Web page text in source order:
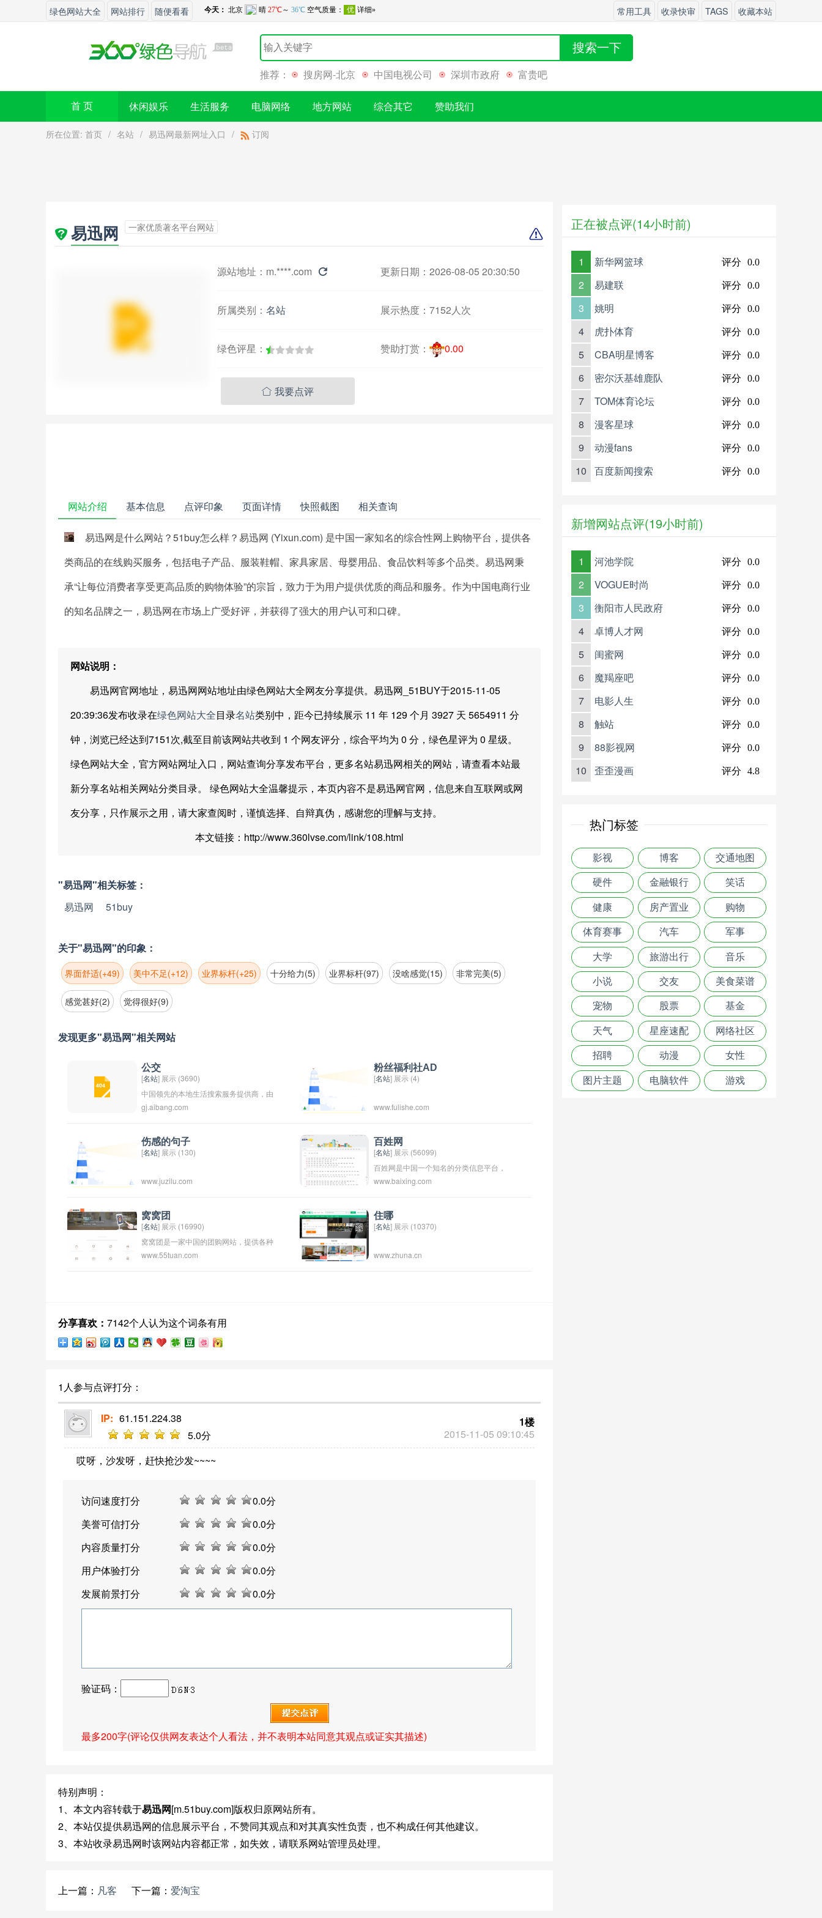
绿色网站大全 网站排行 随便看看 常用工具 收录快审 TAGS 收藏本站
搜索一下
推荐： 搜房网-北京 中国电视公司 深圳市政府 富贵吧
首 页 休闲娱乐 生活服务 电脑网络 地方网站 综合其它 赞助我们
所在位置: 首页 / 名站 / 易迅网最新网址入口 / 订阅
易迅网 一家优质著名平台网站
源站地址： m.****.com  更新日期：2026-08-05 20:30:50
所属类别： 名站 展示热度： 7152人次
绿色评星： 赞助打赏： 0.00
 我要点评
网站介绍 基本信息 点评印象 页面详情 快照截图 相关查询
易迅网是什么网站？51buy怎么样？易迅网 (Yixun.com) 是中国一家知名的综合性网上购物平台，提供各
类商品的在线购买服务，包括电子产品、服装鞋帽、家具家居、母婴用品、食品饮料等多个品类。易迅网秉
承“让每位消费者享受更高品质的购物体验”的宗旨，致力于为用户提供优质的商品和服务。作为中国电商行业
的知名品牌之一，易迅网在市场上广受好评，并获得了强大的用户认可和口碑。
网站说明：
易迅网官网地址，易迅网网站地址由绿色网站大全网友分享提供。易迅网_51BUY于2015-11-05
20:39:36发布收录在绿色网站大全目录名站类别中，距今已持续展示 11 年 129 个月 3927 天 5654911 分
钟，浏览已经达到7151次,截至目前该网站共收到 1 个网友评分，综合平均为 0 分，绿色星评为 0 星级。
绿色网站大全，官方网站网址入口，网站查询分享发布平台，更多名站易迅网相关的网站，请查看本站最
新分享名站相关网站分类目录。 绿色网站大全温馨提示，本页内容不是易迅网官网，信息来自互联网或网
友分享，只作展示之用，请大家查阅时，谨慎选择、自辩真伪，感谢您的理解与支持。
本文链接：http://www.360lvse.com/link/108.html
"易迅网"相关标签：
易迅网
51buy
关于"易迅网"的印象：
界面舒适(+49) 美中不足(+12) 业界标杆(+25) 十分给力(5) 业界标杆(97) 没啥感觉(15) 非常完美(5)
感觉甚好(2) 觉得很好(9)
发现更多"易迅网"相关网站
公交
[名站] 展示 (3690)
中国领先的本地生活搜索服务提供商，由
中国互联网搜索技术的奠基人、中国著名
和百度前首席架构师周利民先生于2007年1
月共同创立。
gj.aibang.com
粉丝福利社AD
[名站] 展示 (4)
www.fulishe.com
伤感的句子
[名站] 展示 (130)
www.juzilu.com
百姓网
[名站] 展示 (56099)
百姓网是中国一个知名的分类信息平台，
用户可以在上面发布各种二手商品信息，
2005年，目前在中国多个城市有分站，是
中国最大的分类信息网站之一。
www.baixing.com
窝窝团
[名站] 展示 (16990)
窝窝团是一家中国的团购网站，提供各种
商品和服务的团购优惠。用户可以在网站
www.55tuan.com
住哪
[名站] 展示 (10370)
www.zhuna.cn
分享喜欢： 7142个人认为这个词条有用
1人参与点评打分：
2015-11-05 09:10:45
1楼
IP: 61.151.224.38
5.0分
哎呀，沙发呀，赶快抢沙发~~~~
访问速度打分 0.0分
美誉可信打分
0.0分
内容质量打分
0.0分
用户体验打分
0.0分
发展前景打分
0.0分
验证码：
最多200字(评论仅供网友表达个人看法，并不表明本站同意其观点或证实其描述)
特别声明：
1、本文内容转载于易迅网[m.51buy.com]版权归原网站所有。
2、本站仅提供易迅网的信息展示平台，不赞同其观点和对其真实性负责，也不构成任何其他建议。
3、本站收录易迅网时该网站内容都正常，如失效，请联系网站管理员处理。
上一篇： 凡客 下一篇： 爱淘宝
正在被点评(14小时前)
1 新华网篮球 评分 0.0
2 易建联 评分 0.0
3 姚明 评分 0.0
4 虎扑体育 评分 0.0
5 CBA明星博客 评分 0.0
6 密尔沃基雄鹿队 评分 0.0
7 TOM体育论坛 评分 0.0
8 漫客星球 评分 0.0
9 动漫fans 评分 0.0
10 百度新闻搜索 评分 0.0
新增网站点评(19小时前)
1 河池学院 评分 0.0
2 VOGUE时尚 评分 0.0
3 衡阳市人民政府 评分 0.0
4 卓博人才网 评分 0.0
5 闺蜜网 评分 0.0
6 魔羯座吧 评分 0.0
7 电影人生 评分 0.0
8 触站 评分 0.0
9 88影视网 评分 0.0
10 歪歪漫画 评分 4.8
热门标签
影视 博客 交通地图
硬件 金融银行 笑话
健康 房产置业 购物
体育赛事 汽车 军事
大学 旅游出行 音乐
小说 交友 美食菜谱
宠物 股票 基金
天气 星座速配 网络社区
招聘 动漫 女性
图片主题 电脑软件 游戏